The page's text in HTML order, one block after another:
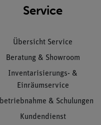
Service
Übersicht Service
Beratung & Showroom
Inventarisierungs- &
Einräumservice
& Schulungen
Kundendienst